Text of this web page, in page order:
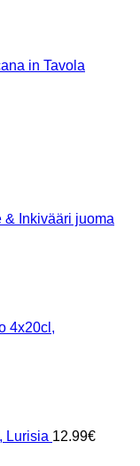
in Tavola
& Inkivääri juoma
4x20cl,
Lurisia 12.99€